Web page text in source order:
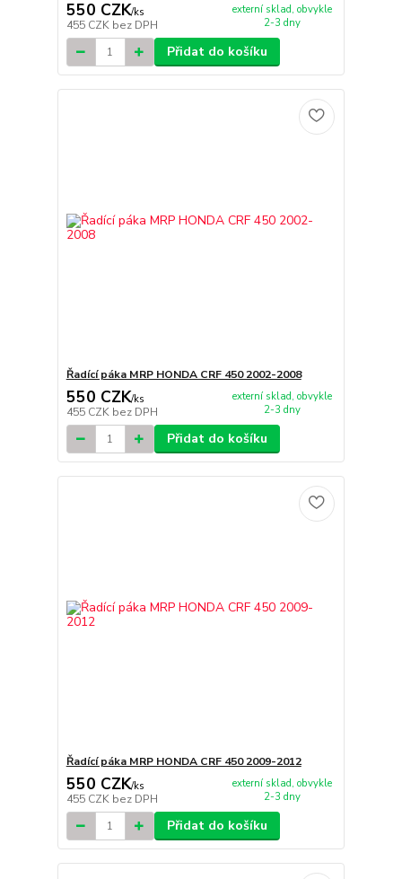
550 CZK/ks
455 CZK bez DPH
externí sklad, obvykle
2-3 dny
Přidat do košíku
Řadící páka MRP HONDA CRF 450 2002-2008
550 CZK/ks
455 CZK bez DPH
externí sklad, obvykle
2-3 dny
Přidat do košíku
Řadící páka MRP HONDA CRF 450 2009-2012
550 CZK/ks
455 CZK bez DPH
externí sklad, obvykle
2-3 dny
Přidat do košíku